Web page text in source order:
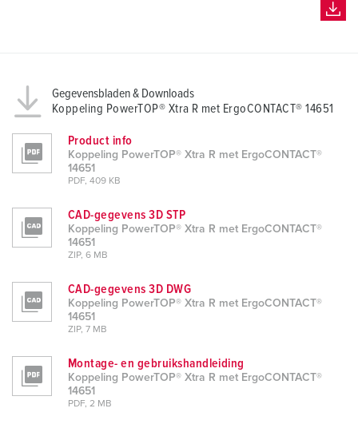
Gegevensbladen & Downloads
Koppeling PowerTOP® Xtra R met ErgoCONTACT® 14651
Product info
Koppeling PowerTOP® Xtra R met ErgoCONTACT®
14651
PDF, 409 KB
CAD-gegevens 3D STP
Koppeling PowerTOP® Xtra R met ErgoCONTACT®
14651
ZIP, 6 MB
CAD-gegevens 3D DWG
Koppeling PowerTOP® Xtra R met ErgoCONTACT®
14651
ZIP, 7 MB
Montage- en gebruikshandleiding
Koppeling PowerTOP® Xtra R met ErgoCONTACT®
14651
PDF, 2 MB